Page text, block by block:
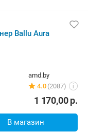
Ballu Aura
amd.by
4.0 (2087) i
1 170,00р.
В магазин